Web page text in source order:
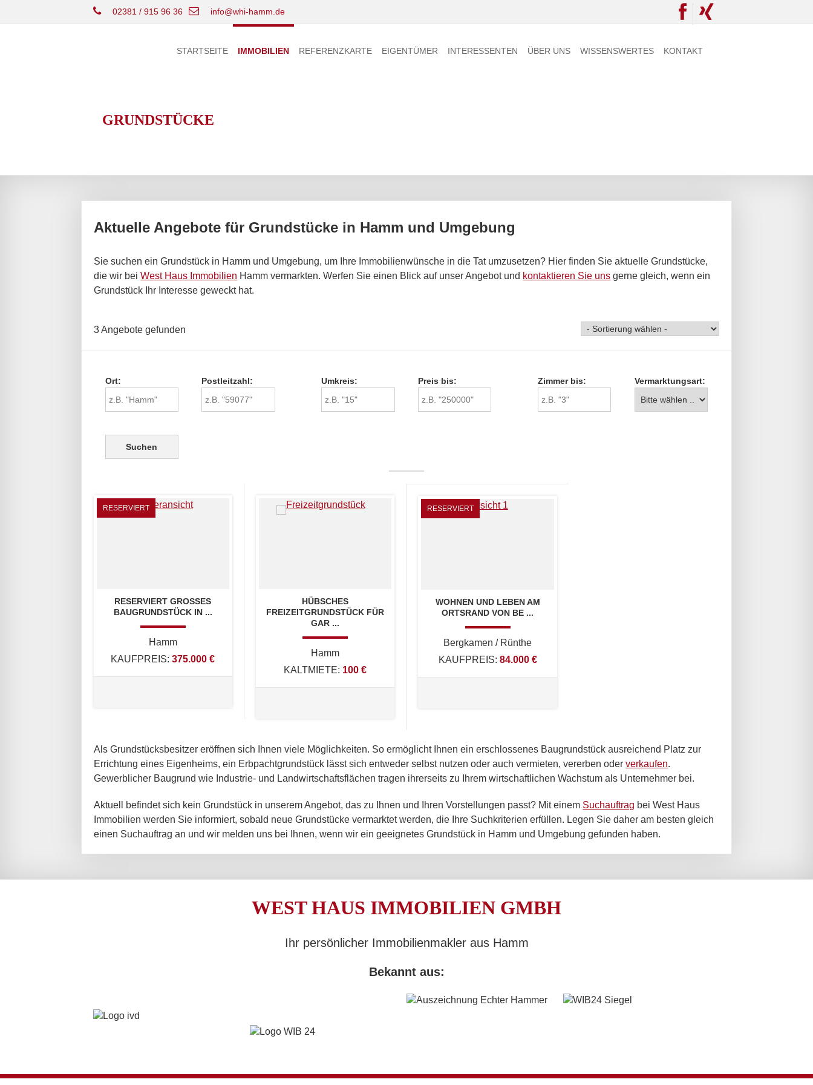
02381 / 915 96 36 info@whi-hamm.de
STARTSEITE IMMOBILIEN REFERENZKARTE EIGENTÜMER INTERESSENTEN ÜBER UNS WISSENSWERTES KONTAKT
GRUNDSTÜCKE
Aktuelle Angebote für Grundstücke in Hamm und Umgebung
Sie suchen ein Grundstück in Hamm und Umgebung, um Ihre Immobilienwünsche in die Tat umzusetzen? Hier finden Sie aktuelle Grundstücke,
die wir beiWest Haus Immobilien Hamm vermarkten. Werfen Sie einen Blick auf unser Angebot und kontaktieren Sie uns gerne gleich, wenn ein
Grundstück Ihr Interesse geweckt hat.
3 Angebote gefunden
Ort: Postleitzahl: Umkreis: Preis bis: Zimmer bis: Vermarktungsart:
RESERVIERT
RESERVIERT GROSSES B
AUGRUNDSTÜCK IN ...
Hamm
KAUFPREIS: 375.000 €
HÜBSCHES
FREIZEITGRUNDSTÜCK FÜR
GAR ...
Hamm
KALTMIETE: 100 €
RESERVIERT
WOHNEN UND LEBEN AM
ORTSRAND VON BE ...
Bergkamen / Rünthe
KAUFPREIS: 84.000 €
Als Grundstücksbesitzer eröffnen sich Ihnen viele Möglichkeiten. So ermöglicht Ihnen ein erschlossenes Baugrundstück ausreichend Platz zur
Errichtung eines Eigenheims, ein Erbpachtgrundstück lässt sich entweder selbst nutzen oder auch vermieten, vererben oderverkaufen.
Gewerblicher Baugrund wie Industrie- und Landwirtschaftsflächen tragen ihrerseits zu Ihrem wirtschaftlichen Wachstum als Unternehmer bei.
Aktuell befindet sich kein Grundstück in unserem Angebot, das zu Ihnen und Ihren Vorstellungen passt? Mit einem Suchauftrag bei West Haus
Immobilien werden Sie informiert, sobald neue Grundstücke vermarktet werden, die Ihre Suchkriterien erfüllen. Legen Sie daher am besten gleich
einen Suchauftrag an und wir melden uns bei Ihnen, wenn wir ein geeignetes Grundstück in Hamm und Umgebung gefunden haben.
WEST HAUS IMMOBILIEN GMBH
Ihr persönlicher Immobilienmakler aus Hamm
Bekannt aus: